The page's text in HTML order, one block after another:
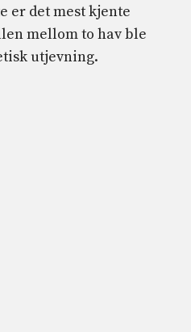
er det mest kjente
mellom to hav ble
utjevning.